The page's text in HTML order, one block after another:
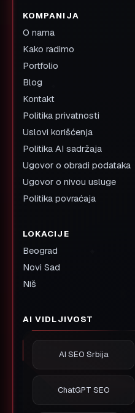
KOMPANIJA
O nama
Kako radimo
Portfolio
Blog
Kontakt
Politika privatnosti
Uslovi korišćenja
Politika AI sadržaja
Ugovor o obradi podataka
Ugovor o nivou usluge
Politika povraćaja
LOKACIJE
Beograd
Novi Sad
Niš
AI VIDLJIVOST
AI SEO Srbija
ChatGPT SEO